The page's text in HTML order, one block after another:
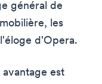
général de
les
d'Opera.
est